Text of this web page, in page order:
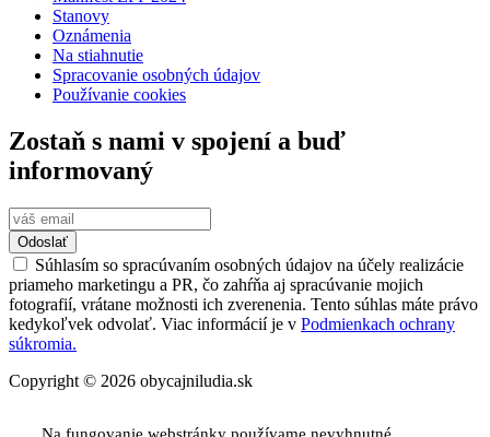
Stanovy
Oznámenia
Na stiahnutie
Spracovanie osobných údajov
Používanie cookies
Zostaň s nami v spojení a buď
informovaný
Odoslať
Súhlasím so spracúvaním osobných údajov na účely realizácie
priameho marketingu a PR, čo zahŕňa aj spracúvanie mojich
fotografií, vrátane možnosti ich zverenenia. Tento súhlas máte právo
kedykoľvek odvolať. Viac informácií je v Podmienkach ochrany
súkromia.
Copyright © 2026 obycajniludia.sk